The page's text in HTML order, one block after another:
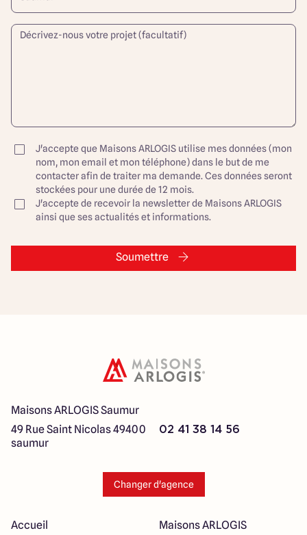
J'accepte que Maisons ARLOGIS utilise mes données (mon
nom, mon email et mon téléphone) dans le but de me
contacter afin de traiter ma demande. Ces données seront
stockées pour une durée de 12 mois.
J'accepte de recevoir la newsletter de Maisons ARLOGIS
ainsi que ses actualités et informations.
Soumettre
Maisons ARLOGIS Saumur
49 Rue Saint Nicolas49400
saumur
02 41 38 14 56
Changer d'agence
Accueil Maisons ARLOGIS